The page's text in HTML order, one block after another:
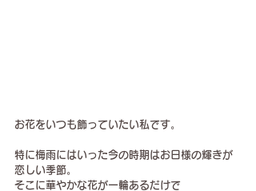
お花をいつも飾っていたい私です。
特に梅雨にはいった今の時期はお日様の輝きが
恋しい季節。
そこに華やかな花が一輪あるだけで